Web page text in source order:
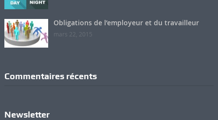
Obligations de l’employeur et du travailleur
mars 22, 2015
Commentaires récents
Newsletter